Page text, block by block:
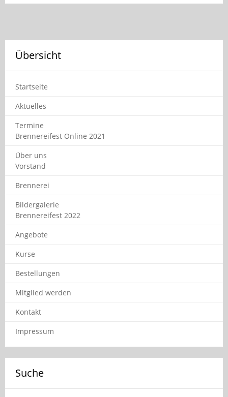
Übersicht
Startseite
Aktuelles
Termine
Brennereifest Online 2021
Über uns
Vorstand
Brennerei
Bildergalerie
Brennereifest 2022
Angebote
Kurse
Bestellungen
Mitglied werden
Kontakt
Impressum
Suche